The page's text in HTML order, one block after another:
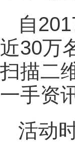
自
近30万
扫描二
一手资
活动